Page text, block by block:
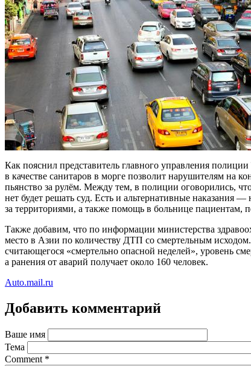
Как пояснил представитель главного управления
в качестве санитаров в морге позволит нарушителям на
пьянство за рулём. Между тем, в полиции оговорились,
нет будет решать суд. Есть и альтернативные наказания —
за территориями, а также помощь в больнице пациентам,
Также добавим, что по информации министерства
место в Азии по количеству ДТП со смертельным
считающегося «смертельно опасной неделей», уровень
а ранения от аварий получает около 160 человек.
Auto.mail.ru
Добавить комментарий
Ваше имя
Тема
Comment *